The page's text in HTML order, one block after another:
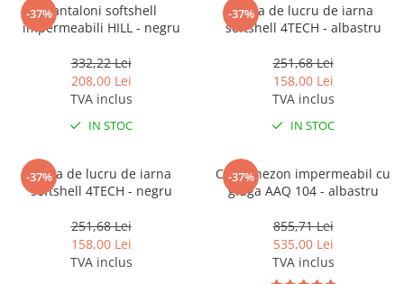
-37%Pantaloni softshell
impermeabili HILL - negru
332,22 Lei
208,00 Lei
TVA inclus
IN STOC
-37%
Vesta de lucru de iarna
softshell 4TECH - albastru
251,68 Lei
158,00 Lei
TVA inclus
IN STOC
-37%
Vesta de lucru de iarna
softshell 4TECH - negru
251,68 Lei
158,00 Lei
TVA inclus
-37%
Combinezon impermeabil cu
gluga AAQ 104 - albastru
855,71 Lei
535,00 Lei
TVA inclus